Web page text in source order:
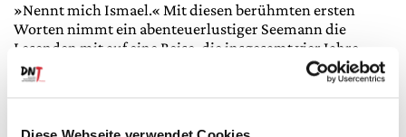
»Nennt mich Ismael.« Mit diesen berühmten ersten
Worten nimmt ein abenteuerlustiger Seemann die
Lesenden mit auf eine Reise, die insgesamt vier Jahre
dauern wird. Der junge Mann heuert, von Fernweh
getrieben, auf dem Walfänger Pequod an und wird